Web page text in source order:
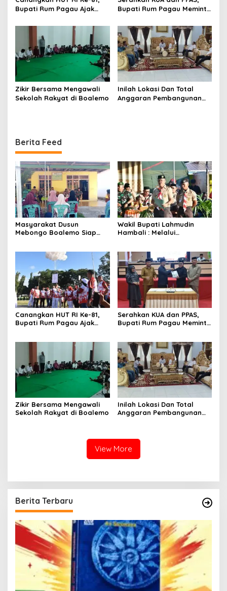
Bupati Rum Pagau Ajak
Bupati Rum Pagau Meminta
Zikir Bersama Mengawali
Sekolah Rakyat di Boalemo
Inilah Lokasi Dan Total
Anggaran Pembangunan
Berita Feed
Masyarakat Dusun
Mebongo Boalemo Siap
Wakil Bupati Lahmudin
Hambali : Melalui
Pramuka
Canangkan HUT RI Ke-81,
Bupati Rum Pagau Ajak
Serahkan KUA dan PPAS,
Bupati Rum Pagau Meminta
Zikir Bersama Mengawali
Sekolah Rakyat di Boalemo
Inilah Lokasi Dan Total
Anggaran Pembangunan
View More
Berita Terbaru